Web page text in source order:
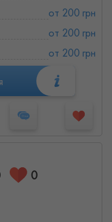
от 200 грн
от 200 грн
от 200 грн
0